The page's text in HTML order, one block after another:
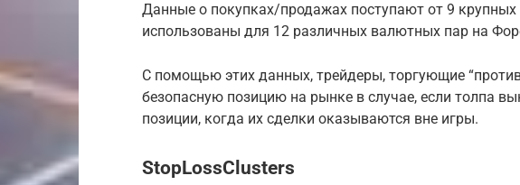
Данные о покупках/продажах поступают от 9 крупных
использованы для 12 различных валютных пар на
С помощью этих данных, трейдеры, торгующие
безопасную позицию на рынке в случае, если толпа
позиции, когда их сделки оказываются вне игры.
StopLossClusters